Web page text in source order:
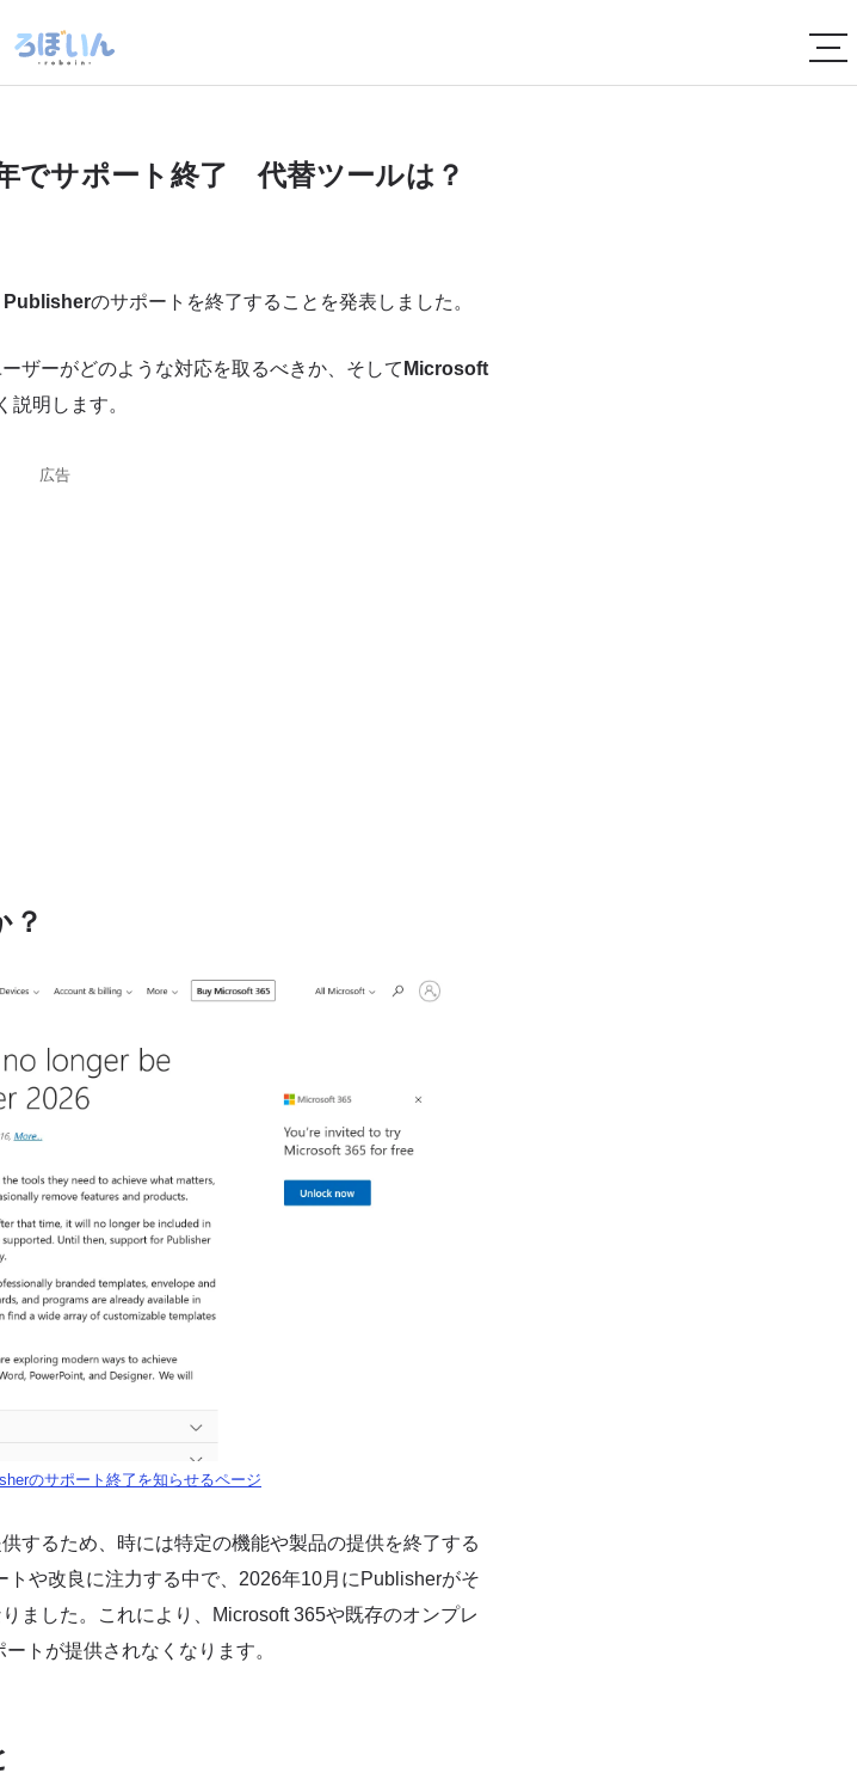
でサポート終了 代替ツールは？
Publisherのサポートを終了することを発表しました。
ザーがどのような対応を取るべきか、そして Microsoft
説明します。
広告
？
のサポート終了を知らせるページ
するため、時には特定の機能や製品の提供を終了する
トや改良に注力する中で、2026年10月にPublisherがそ
ました。これにより、Microsoft 365や既存のオンプレ
トが提供されなくなります。